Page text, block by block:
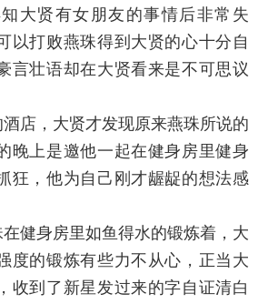
大贤有女朋友的事情后非常失
以打败燕珠得到大贤的心十分自
言壮语却在大贤看来是不可思议
店，大贤才发现原来燕珠所说的
晚上是邀他一起在健身房里健身
狂，他为自己刚才龌龊的想法感
健身房里如鱼得水的锻炼着，大
度的锻炼有些力不从心，正当大
收到了新星发过来的字自证清白